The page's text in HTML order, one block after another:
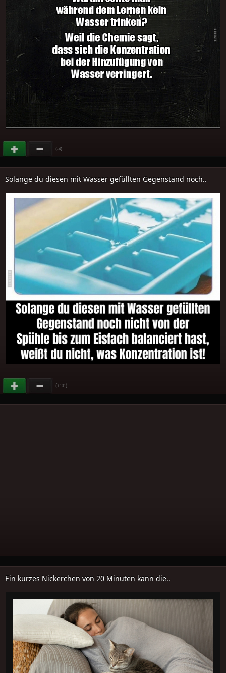
(-4)
Solange du diesen mit Wasser gefüllten Gegenstand noch..
(+101)
Ein kurzes Nickerchen von 20 Minuten kann die..